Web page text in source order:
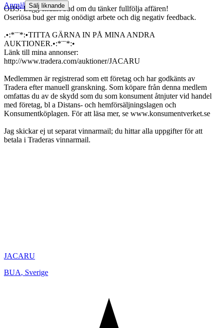
OBS: Lägg endast bud om du tänker fullfölja affären!
Oseriösa bud ger mig onödigt arbete och dig negativ feedback.
.•:*¨¨*:•TITTA GÄRNA IN PÅ MINA ANDRA
AUKTIONER.•:*¨¨*:•
Länk till mina annonser:
http://www.tradera.com/auktioner/JACARU
Medlemmen är registrerad som ett företag och har godkänts av
Tradera efter manuell granskning. Som köpare från denna medlem
omfattas du av de skydd som du som konsument åtnjuter vid handel
med företag, bl a Distans- och hemförsäljningslagen och
Konsumentköplagen. För att läsa mer, se www.konsumentverket.se
Jag skickar ej ut separat vinnarmail; du hittar alla uppgifter för att
betala i Traderas vinnarmail.
Anmäl Sälj liknande
JACARU
BUA, Sverige